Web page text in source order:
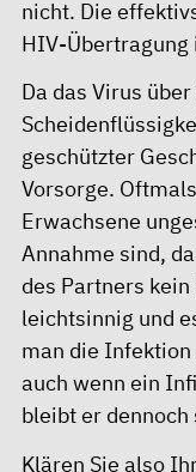
nicht. Die
HIV-Übertragung
Da das Virus
geschützter
Vorsorge.
Erwachsene
Annahme sind,
des Partners
leichtsinnig und
man die Infektion
auch wenn ein
bleibt er dennoch
Klären Sie also